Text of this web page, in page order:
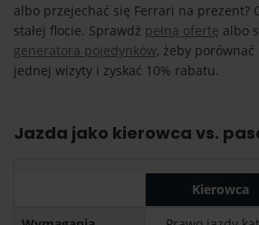
albo przejechać się Ferrari na prezent?
stałej flocie. Sprawdź pełną ofertę albo
generatora pojedynków, żeby
jednej wizyty i zyskać 10% rabatu.
Jazda jako kierowca vs.
Kierowca